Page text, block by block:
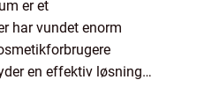
er et
har vundet enorm
en effektiv løsning